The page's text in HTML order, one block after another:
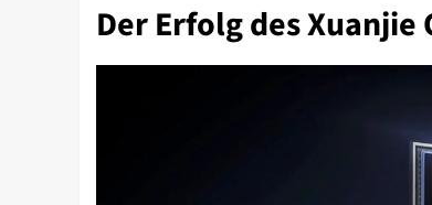
Der Erfolg des